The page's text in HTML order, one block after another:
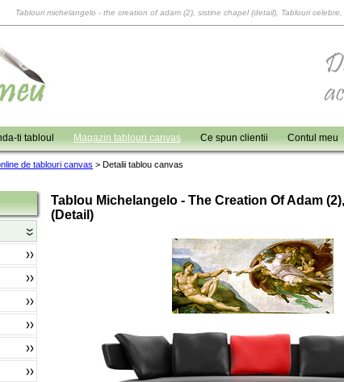
Tablouri michelangelo - the creation of adam (2), sistine chapel (detail), Tablouri
ti tabloul Magazin tablouri canvas Ce spun clientii Contul meu
de tablouri canvas > Detalii tablou canvas
Tablou Michelangelo - The Creation Of Adam
(detail)